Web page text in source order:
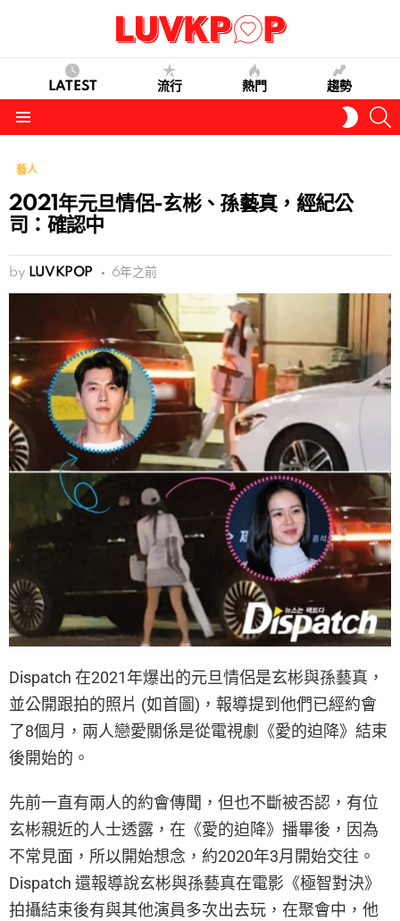
LATEST 流行 熱門 趨勢
SKIN
藝人
2021年元旦情侶-玄彬、孫藝真，經紀公
司：確認中
by LUVKPOP 6年之前
Dispatch 在2021年爆出的元旦情侶是玄彬與孫藝真，
並公開跟拍的照片 (如首圖)，報導提到他們已經約會
了8個月，兩人戀愛關係是從電視劇《愛的迫降》結束
後開始的。
先前一直有兩人的約會傳聞，但也不斷被否認，有位
玄彬親近的人士透露，在《愛的迫降》播畢後，因為
不常見面，所以開始想念，約2020年3月開始交往。
Dispatch 還報導說玄彬與孫藝真在電影《極智對決》
拍攝結束後有與其他演員多次出去玩，在聚會中，他